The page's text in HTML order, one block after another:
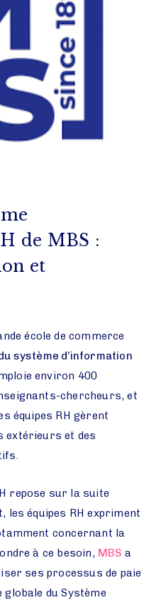
de MBS :
et
école de commerce
système d’information
environ 400
chercheurs, et
équipes RH gèrent
extérieurs et des
repose sur la suite
les équipes RH expriment
concernant la
à ce besoin, MBS a
ses processus de paie
du Système